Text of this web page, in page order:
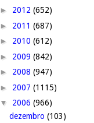
► 2012 (652)
► 2011 (687)
► 2010 (612)
► 2009 (842)
► 2008 (947)
► 2007 (1115)
▼ 2006 (966)
dezembro (103)